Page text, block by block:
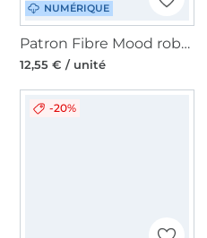
NUMÉRIQUE
Patron Fibre Mood robe femme pdf Kika, en français
12,55 € / unité
-20%